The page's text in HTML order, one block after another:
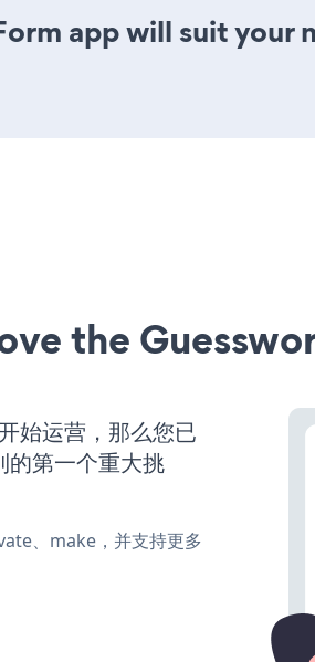
app will suit your
the
始运营，那么您已
的第一个重大挑
、make，并支持更多